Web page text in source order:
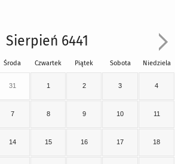
Sierpień 6441
Środa Czwartek Piątek Sobota Niedziela
31 1 2 3 4
7 8 9 10 11
14 15 16 17 18